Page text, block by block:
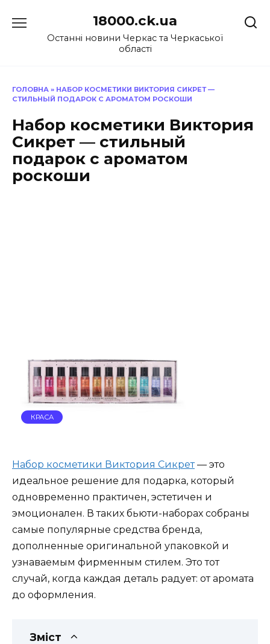
до
18000.ck.ua
Останні новини Черкас та Черкаської
області
ГОЛОВНА » НАБОР КОСМЕТИКИ ВИКТОРИЯ СИКРЕТ —
СТИЛЬНЫЙ ПОДАРОК С АРОМАТОМ РОСКОШИ
Набор косметики Виктория
Сикрет — стильный
подарок с ароматом
роскоши
КРАСА
Набор косметики Виктория Сикрет— это
идеальное решение для подарка, который
одновременно практичен, эстетичен и
эмоционален. В таких бьюти-наборах собраны
самые популярные средства бренда,
дополненные оригинальной упаковкой и
узнаваемым фирменным стилем. Это тот
случай, когда каждая деталь радует: от аромата
до оформления.
Зміст